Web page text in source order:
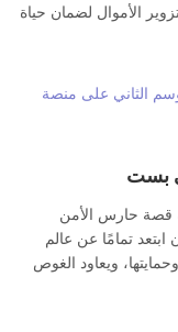
الأموال لضمان حياة
الثاني على منصة
قصة حارس الأمن
تمامًا عن عالم
ويعاود الغوص